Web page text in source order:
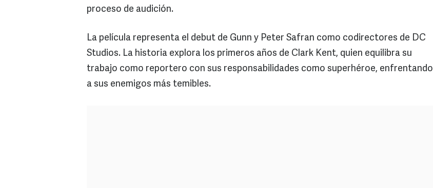
proceso de audición.
La película representa el debut de Gunn y Peter Safran como codirectores de DC
Studios. La historia explora los primeros años de Clark Kent, quien equilibra su
trabajo como reportero con sus responsabilidades como superhéroe, enfrentando
a sus enemigos más temibles.